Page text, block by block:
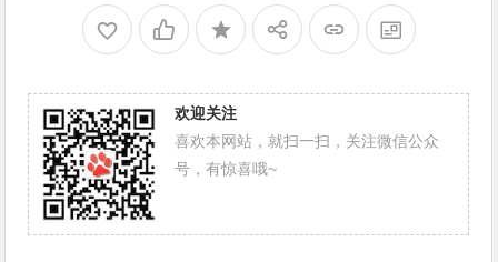
欢迎关注
喜欢本网站，就扫一扫，关注微信公众
号，有惊喜哦~